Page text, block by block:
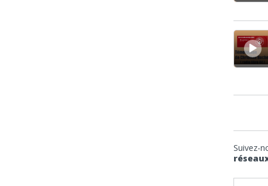
Lecteur audio
Suivez-